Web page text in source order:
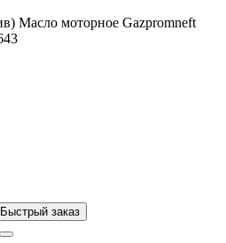
Быстрый заказ